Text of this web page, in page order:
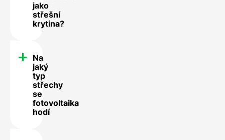
jako
střešní
krytina?
Na
jaký
typ
střechy
se
fotovoltaika
hodí